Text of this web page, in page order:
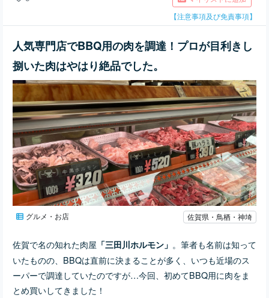
【注意事項及び免責事項】
人気専門店でBBQ用の肉を調達！プロが目利きし
捌いた肉はやはり絶品でした。
グルメ・お店 佐賀県・鳥栖・神埼
佐賀で名の知れた肉屋 「三田川ホルモン」 。筆者も名前は知って
いたものの、BBQは直前に決まることが多く、いつも近場のス
ーパーで調達していたのですが…今回、初めてBBQ用に肉をま
とめ買いしてきました！